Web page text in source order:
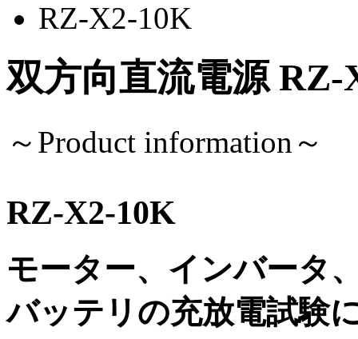
RZ-X2-10K
双方向直流電源 RZ-
～Product information～
RZ-X2-10K
モーター、インバータ
バッテリの充放電試験